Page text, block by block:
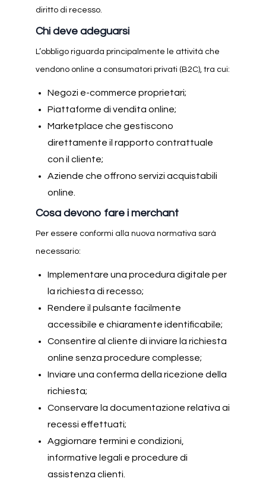
diritto di recesso.
Chi deve adeguarsi
L’obbligo riguarda principalmente le attività che
vendono online a consumatori privati (B2C), tra cui:
Negozi e-commerce proprietari;
Piattaforme di vendita online;
Marketplace che gestiscono
direttamente il rapporto contrattuale
con il cliente;
Aziende che offrono servizi acquistabili
online.
Cosa devono fare i merchant
Per essere conformi alla nuova normativa sarà
necessario:
Implementare una procedura digitale per
la richiesta di recesso;
Rendere il pulsante facilmente
accessibile e chiaramente identificabile;
Consentire al cliente di inviare la richiesta
online senza procedure complesse;
Inviare una conferma della ricezione della
richiesta;
Conservare la documentazione relativa ai
recessi effettuati;
Aggiornare termini e condizioni,
informative legali e procedure di
assistenza clienti.